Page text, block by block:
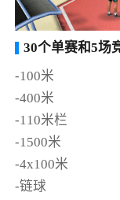
30个单赛和5场
-100米
-400米
-110米栏
-1500米
-4x100米
-链球